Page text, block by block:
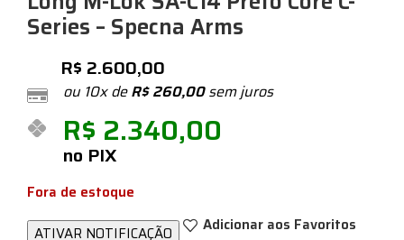
Series – Specna Arms
R$ 2.600,00
ou 10x deR$260,00sem juros
R$ 2.340,00
no PIX
Fora de estoque
Adicionar aos Favoritos